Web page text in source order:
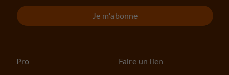
Je m'abonne
Pro Faire un lien